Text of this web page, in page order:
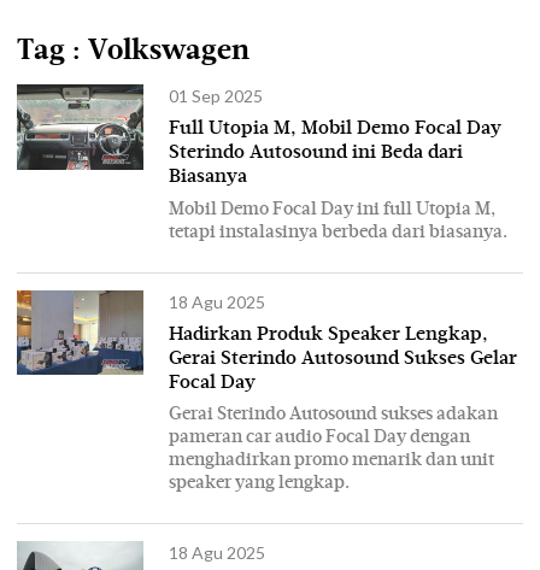
Tag : Volkswagen
01 Sep 2025
Full Utopia M, Mobil Demo Focal Day
Sterindo Autosound ini Beda dari
Biasanya
Mobil Demo Focal Day ini full Utopia M,
tetapi instalasinya berbeda dari biasanya.
18 Agu 2025
Hadirkan Produk Speaker Lengkap,
Gerai Sterindo Autosound Sukses Gelar
Focal Day
Gerai Sterindo Autosound sukses adakan
pameran car audio Focal Day dengan
menghadirkan promo menarik dan unit
speaker yang lengkap.
18 Agu 2025